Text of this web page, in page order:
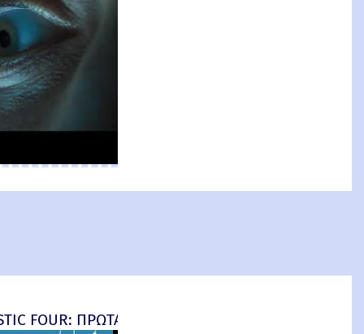
Brand New Day) New Threat
FOUR: ΠΡΩΤΑ ΒΗΜΑΤΑ - final